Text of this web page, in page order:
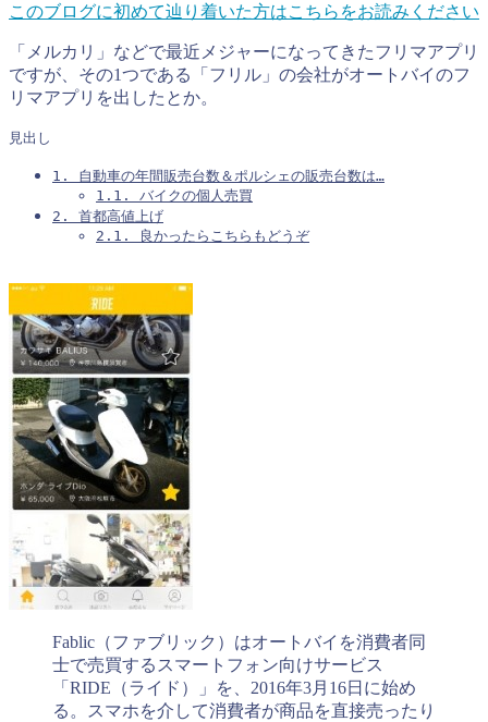
このブログに初めて辿り着いた方はこちらをお読みください
「メルカリ」などで最近メジャーになってきたフリマアプリ
ですが、その1つである「フリル」の会社がオートバイのフ
リマアプリを出したとか。
見出し
1.
自動車の年間販売台数＆ポルシェの販売台数は…
1.1.
バイクの個人売買
2.
首都高値上げ
2.1.
良かったらこちらもどうぞ
Fablic（ファブリック）はオートバイを消費者同
士で売買するスマートフォン向けサービス
「RIDE（ライド）」を、2016年3月16日に始め
る。スマホを介して消費者が商品を直接売ったり